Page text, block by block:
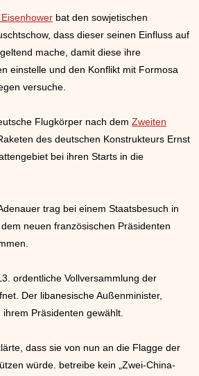
bat den sowjetischen
dass dieser seinen Einfluss auf
geltend mache, damit diese ihre
einstelle und den Konflikt mit Formosa
versuche.
Flugkörper nach dem Zweiten
des deutschen Konstrukteurs Ernst
bei ihren Starts in die
trag bei einem Staatsbesuch in
neuen französischen Präsidenten
ordentliche Vollversammlung der
Der libanesische Außenminister,
Präsidenten gewählt.
dass sie von nun an die Flagge der
würde. betreibe kein „Zwei-China-